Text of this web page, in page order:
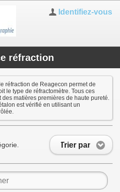
Identifiez-vous
réfraction
réfraction de Reagecon permet de
le type de réfractomètre. Tous ces
matières premières de haute pureté.
est vérifié en utilisant un
Trier par